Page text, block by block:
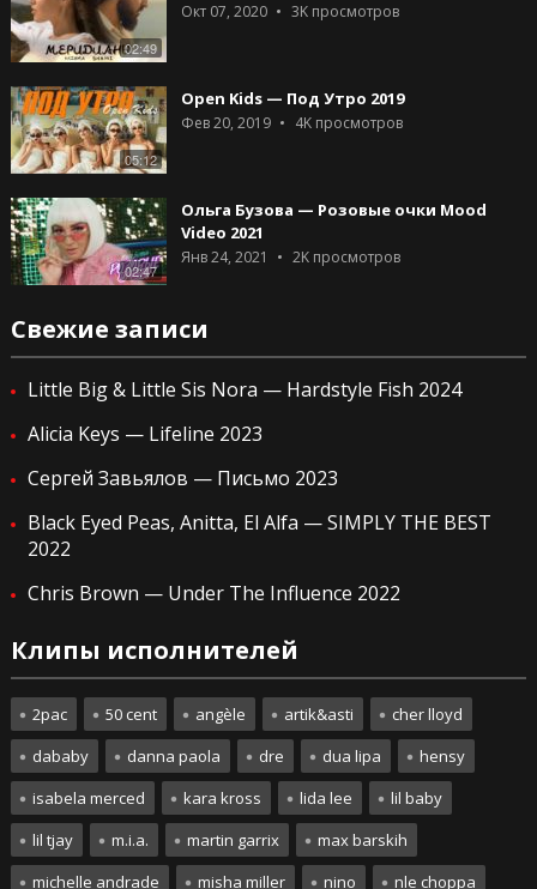
02:49
Окт 07, 2020 3Kпросмотров
05:12
Open Kids — Под Утро 2019
Фев 20, 2019 4Kпросмотров
02:47
Ольга Бузова — Розовые очки Mood
Video 2021
Янв 24, 2021 2Kпросмотров
Свежие записи
Little Big & Little Sis Nora — Hardstyle Fish 2024
Alicia Keys — Lifeline 2023
Сергей Завьялов — Письмо 2023
Black Eyed Peas, Anitta, El Alfa — SIMPLY THE BEST
2022
Chris Brown — Under The Influence 2022
Клипы исполнителей
2pac 50 cent angèle artik&asti
cher lloyd
dababy
danna paola dre dua lipa
hensy
isabela merced
kara kross lida lee
lil baby
lil tjay
m.i.a. martin garrix
max barskih
michelle andrade
misha miller nino nle choppa